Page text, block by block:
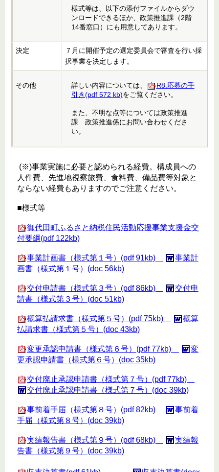
様式等は、以下の添付ファイルからダウ
ンロードできるほか、政策推進課（2階
14番窓口）にも用意してあります。
決定
７月に開催予定の選定委員会で審査を行い採
択事業を決定します。
その他 詳しい内容については、
R8.応募の手
引き(pdf 572 kb)をご覧ください。
また、不明な点等については政策推進
課 政策推進係にお問い合わせくださ
い。
(※)事業実施に必要と認められる経費。構成員への
人件費、先進地視察旅費、食料費、備品費等対象と
ならない経費もありますのでご注意ください。
■様式等
御代田町ふるさと納税住民活動応援事業支援金交
付要綱(pdf 122kb)
事業計画書（様式第１号）(pdf 91kb)
事業計
画書（様式第１号）(doc 56kb)
交付申請書（様式第３号）(pdf 86kb)
交付申
請書（様式第３号）(doc 51kb)
概算払請求書（様式第５号）(pdf 75kb)
概算
払請求書（様式第５号）(doc 43kb)
変更承認申請書（様式第６号）(pdf 77kb)
変
更承認申請書（様式第６号）(doc 35kb)
交付廃止承認申請書（様式第７号）(pdf 77kb)
交付廃止承認申請書（様式第７号）(doc 39kb)
事前着手届（様式第８号）(pdf 82kb)
事前着
手届（様式第８号）(doc 39kb)
実績報告書（様式第９号）(pdf 68kb)
実績報
告書（様式第９号）(doc 39kb)